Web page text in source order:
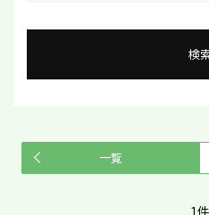
検
一覧
1件